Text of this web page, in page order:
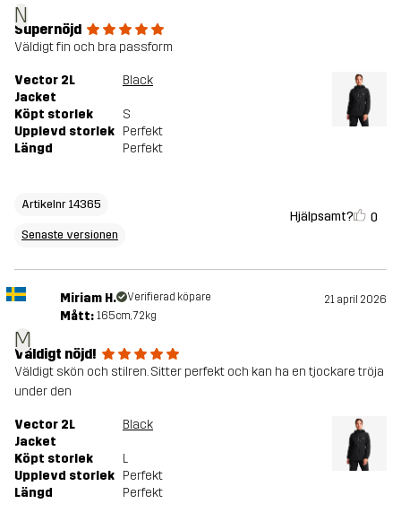
N
Supernöjd
Väldigt fin och bra passform
Vector 2L
Jacket
Black
Köpt storlek
S
Upplevd storlek Perfekt
Längd
Perfekt
Artikelnr 14365
Senaste versionen
Hjälpsamt? 0
M
Miriam H. Verifierad köpare 21 april 2026
Mått: 165cm, 72kg
Väldigt nöjd!
Väldigt skön och stilren. Sitter perfekt och kan ha en tjockare tröja
under den
Vector 2L
Jacket
Black
Köpt storlek
L
Upplevd storlek Perfekt
Längd
Perfekt